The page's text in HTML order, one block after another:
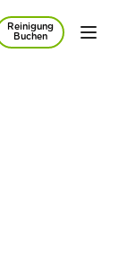
Reinigung
Buchen